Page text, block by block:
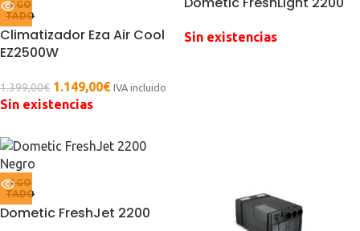
AGO
TADO
Climatizador Eza Air Cool
EZ2500W
1.399,00€ 1.149,00€ IVA incluido
Sin existencias
Sin existencias
AGO
TADO
Dometic FreshJet 2200